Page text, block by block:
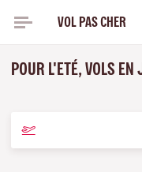
VOL PAS CHER
POUR L'ETÉ, VOLS